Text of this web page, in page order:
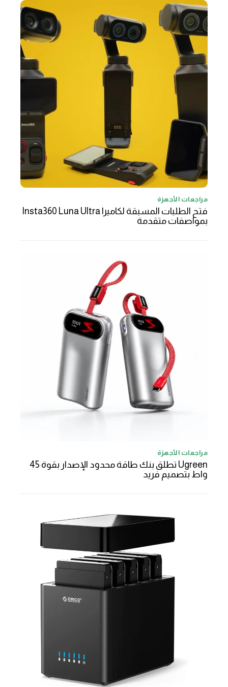
مراجعات الأجهزة
فتح الطلبات المسبقة لكاميرا Insta360 Luna Ultra
بمواصفات متقدمة
مراجعات الأجهزة
Ugreen تطلق بنك طاقة محدود الإصدار بقوة 45
واط بتصميم فريد